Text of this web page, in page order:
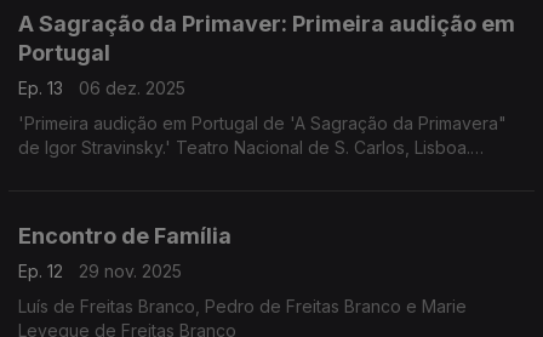
A Sagração da Primaver: Primeira audição em
Portugal
Ep. 13
06 dez. 2025
'Primeira audição em Portugal de 'A Sagração da Primavera"
de Igor Stravinsky.' Teatro Nacional de S. Carlos, Lisboa.
Encontro de Família
Ep. 12
29 nov. 2025
Luís de Freitas Branco, Pedro de Freitas Branco e Marie
Leveque de Freitas Branco